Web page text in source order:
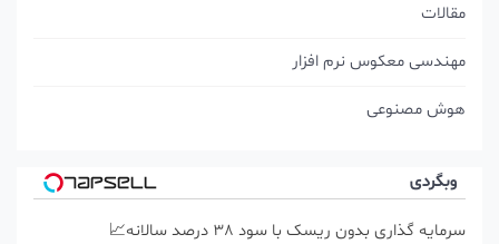
مقالات
مهندسی معکوس نرم افزار
هوش مصنوعی
وبگردی
سرمایه گذاری بدون ریسک با سود 38 درصد سالانه📈